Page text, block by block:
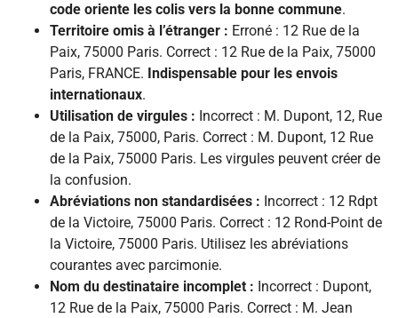
code oriente les colis vers la bonne commune.
Territoire omis à l’étranger : Erroné : 12 Rue de la
Paix, 75000 Paris. Correct : 12 Rue de la Paix, 75000
Paris, FRANCE. Indispensable pour les envois
internationaux.
Utilisation de virgules : Incorrect : M. Dupont, 12, Rue
de la Paix, 75000, Paris. Correct : M. Dupont, 12 Rue
de la Paix, 75000 Paris. Les virgules peuvent créer de
la confusion.
Abréviations non standardisées : Incorrect : 12 Rdpt
de la Victoire, 75000 Paris. Correct : 12 Rond-Point de
la Victoire, 75000 Paris. Utilisez les abréviations
courantes avec parcimonie.
Nom du destinataire incomplet : Incorrect : Dupont,
12 Rue de la Paix, 75000 Paris. Correct : M. Jean